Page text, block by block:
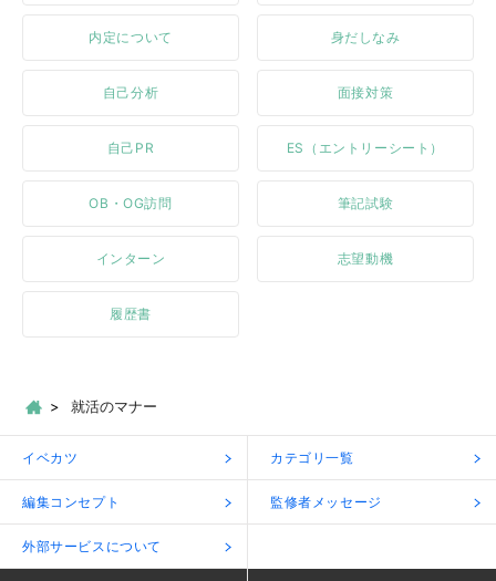
内定について 身だしなみ
自己分析 面接対策
自己PR ES（エントリーシート）
OB・OG訪問 筆記試験
インターン 志望動機
履歴書
就活のマナー
イベカツ カテゴリ一覧
編集コンセプト 監修者メッセージ
外部サービスについて